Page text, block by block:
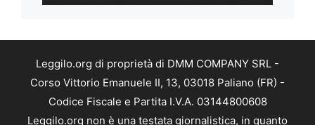
Leggilo.org di proprietà di DMM COMPANY SRL -
Corso Vittorio Emanuele II, 13, 03018 Paliano (FR) -
Codice Fiscale e Partita I.V.A. 03144800608
Leggilo.org non è una testata giornalistica, in quanto